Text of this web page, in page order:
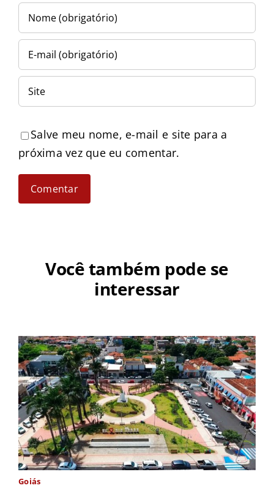
Salve meu nome, e-mail e site para a
próxima vez que eu comentar.
Você também pode se
interessar
Goiás